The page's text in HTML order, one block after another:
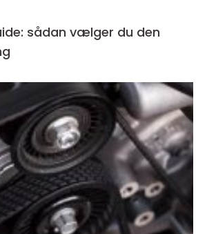
sådan vælger du den